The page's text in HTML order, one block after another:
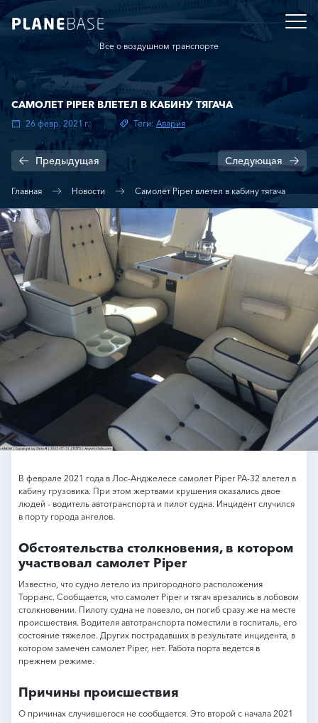
Все о воздушном транспорте
САМОЛЕТ PIPER ВЛЕТЕЛ В КАБИНУ ТЯГАЧА
26 февр. 2021 г. Теги:Авария
Предыдущая Следующая
Главная Новости Самолет Piper влетел в кабину тягача
В феврале 2021 года в Лос-Анджелесе самолет Piper PA-32 влетел в
кабину грузовика. При этом жертвами крушения оказались двое
людей - водитель автотранспорта и пилот судна. Инцидент случился
в порту города ангелов.
Обстоятельства столкновения, в котором
участвовал самолет Piper
Известно, что судно летело из пригородного расположения
Торранс. Сообщается, что самолет Piper и тягач врезались в лобовом
столкновении. Пилоту судна не повезло, он погиб сразу же на месте
происшествия. Водителя автотранспорта поместили в госпиталь, его
состояние тяжелое. Других пострадавших в результате инцидента, в
котором замечен самолет Piper, нет. Работа порта ведется в
прежнем режиме.
Причины происшествия
О причинах случившегося не сообщается. Это второй с начала 2021